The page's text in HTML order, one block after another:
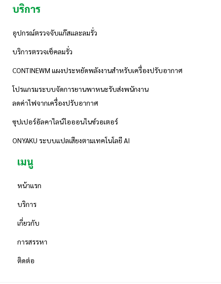
บริการ
อุปกรณ์ตรวจจับแก๊สและลมรั่ว
บริการตรวจเช็คลมรั่ว
CONTINEWM แผงประหยัดพลังงานสำหรับเครื่องปรับอากาศ
โปรแกรมระบบจัดการยานพาหนะรับส่งพนักงาน
ลดค่าไฟจากเครื่องปรับอากาศ
ซุปเปอร์อัลคาไลน์ไอออนไนซ์วอเตอร์
ONYAKU ระบบแปลเสียงตามเทคโนโลยี AI
เมนู
หน้าแรก
บริการ
เกี่ยวกับ
การสรรหา
ติดต่อ